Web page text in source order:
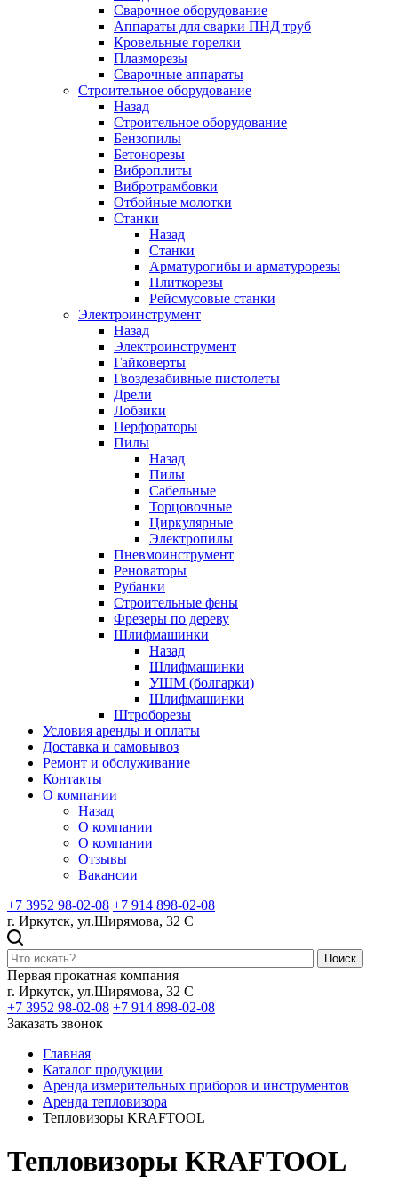
Сварочное оборудование
Аппараты для сварки ПНД труб
Кровельные горелки
Плазморезы
Сварочные аппараты
Строительное оборудование
Назад
Строительное оборудование
Бензопилы
Бетонорезы
Виброплиты
Вибротрамбовки
Отбойные молотки
Станки
Назад
Станки
Арматурогибы и арматурорезы
Плиткорезы
Рейсмусовые станки
Электроинструмент
Назад
Электроинструмент
Гайковерты
Гвоздезабивные пистолеты
Дрели
Лобзики
Перфораторы
Пилы
Назад
Пилы
Сабельные
Торцовочные
Циркулярные
Электропилы
Пневмоинструмент
Реноваторы
Рубанки
Строительные фены
Фрезеры по дереву
Шлифмашинки
Назад
Шлифмашинки
УШМ (болгарки)
Шлифмашинки
Штроборезы
Условия аренды и оплаты
Доставка и самовывоз
Ремонт и обслуживание
Контакты
О компании
Назад
О компании
О компании
Отзывы
Вакансии
+7 3952 98-02-08 +7 914 898-02-08
г. Иркутск, ул.Ширямова, 32 С
Поиск
Первая прокатная компания
г. Иркутск, ул.Ширямова, 32 С
+7 3952 98-02-08 +7 914 898-02-08
Заказать звонок
Главная
Каталог продукции
Аренда измерительных приборов и инструментов
Аренда тепловизора
Тепловизоры KRAFTOOL
Тепловизоры KRAFTOOL